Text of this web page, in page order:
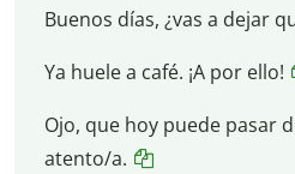
Buenos días, ¿vas a dejar
Ya huele a café. ¡A por ello!
Ojo, que hoy puede pasar
atento/a.